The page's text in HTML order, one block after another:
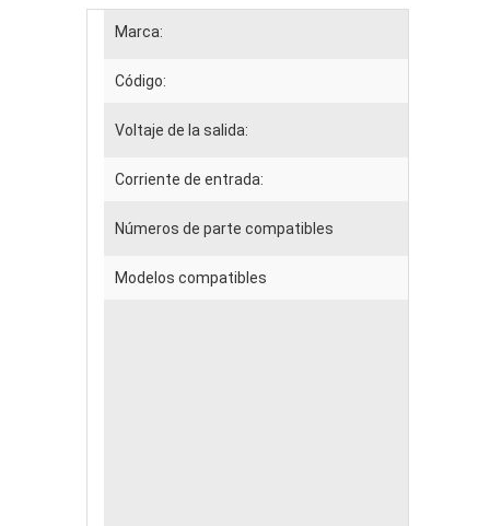
Marca:
Código:
Voltaje de la salida:
Corriente de entrada:
Números de parte compatibles
Modelos compatibles